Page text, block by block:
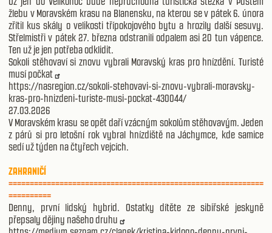
žlebu v Moravském krasu na Blanensku, na kterou se v pátek 6. února
zřítil kus skály o velikosti třípokojového bytu a hrozily další sesuvy.
Střelmistři v pátek 27. března odstranili odpalem asi 20 tun vápence.
Ten už je jen potřeba odklidit.
Sokoli stěhovaví si znovu vybrali Moravský kras pro hnízdění. Turisté
musí počkat
https://nasregion.cz/sokoli-stehovavi-si-znovu-vybrali-moravsky-
kras-pro-hnizdeni-turiste-musi-pockat-430044/
27.03.2026
V Moravském krasu se opět daří vzácným sokolům stěhovavým. Jeden
z párů si pro letošní rok vybral hnízdiště na Jáchymce, kde samice
sedí už týden na čtyřech vejcích.
ZAHRANIČÍ
============================================================
==========
Denny, první lidský hybrid. Ostatky dítěte ze sibiřské jeskyně
přepsaly dějiny našeho druhu